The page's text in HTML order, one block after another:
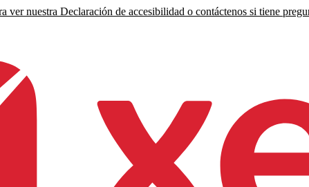
ver nuestra Declaración de accesibilidad o contáctenos si tiene